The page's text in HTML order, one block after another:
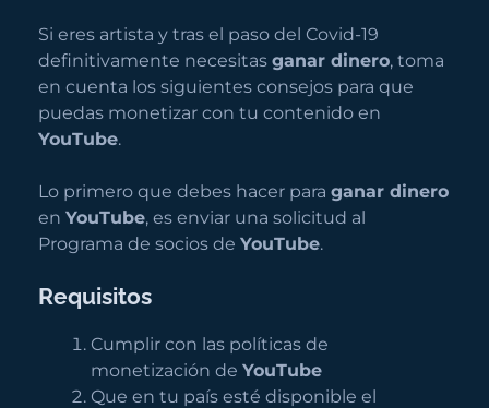
Si eres artista y tras el paso del Covid-19
definitivamente necesitas ganar dinero, toma
en cuenta los siguientes consejos para que
puedas monetizar con tu contenido en
YouTube.
Lo primero que debes hacer para ganar dinero
en YouTube, es enviar una solicitud al
Programa de socios de YouTube.
Requisitos
Cumplir con las políticas de
monetización de YouTube
Que en tu país esté disponible el